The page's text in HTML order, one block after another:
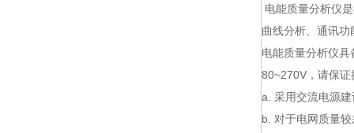
电能质量分析仪
曲线分析、通讯
电能质量分析仪
80~270V，请保
a. 采用交流电源
b. 对于电网质量